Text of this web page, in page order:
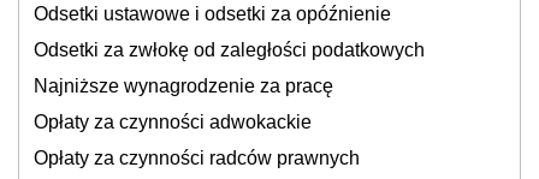
Odsetki ustawowe i odsetki za opóźnienie
Odsetki za zwłokę od zaległości podatkowych
Najniższe wynagrodzenie za pracę
Opłaty za czynności adwokackie
Opłaty za czynności radców prawnych